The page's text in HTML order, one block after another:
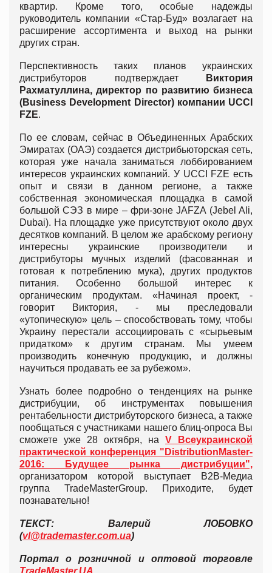
квартир. Кроме того, особые надежды
руководитель компании «Стар-Буд» возлагает на
расширение ассортимента и выход на рынки
других стран.
Перспективность таких планов украинских
дистрибуторов подтверждает
Виктория
Рахматуллина, директор по развитию бизнеса
(Business Development Director) компании UCCI
FZE.
По ее словам, сейчас в Объединенных Арабских
Эмиратах (ОАЭ) создается дистрибьюторская сеть,
которая уже начала заниматься лоббированием
интересов украинских компаний. У UCCI FZE есть
опыт и связи в данном регионе, а также
собственная экономическая площадка в самой
большой СЭЗ в мире – фри-зоне JAFZA (Jebel Ali,
Dubai). На площадке уже присутствуют около двух
десятков компаний. В целом же арабскому региону
интересны украинские производители и
дистрибуторы мучных изделий (фасованная и
готовая к потреблению мука), других продуктов
питания. Особенно большой интерес к
органическим продуктам. «Начиная проект, -
говорит Виктория, - мы преследовали
«утопическую» цель – способствовать тому, чтобы
Украину перестали ассоциировать с «сырьевым
придатком» к другим странам. Мы умеем
производить конечную продукцию, и должны
научиться продавать ее за рубежом».
Узнать более подробно о тенденциях на рынке
дистрибуции, об инструментах повышения
рентабельности дистрибуторского бизнеса, а также
пообщаться с участниками нашего блиц-опроса Вы
сможете уже 28 октября, на V Всеукраинской
практической конференция "DistributionMaster-
2016: Будущее рынка дистрибуции",
организатором которой выступает B2В-Медиа
группа TradeMasterGroup. Приходите, будет
познавательно!
ТЕКСТ: Валерий ЛОБОВКО
(vl@trademaster.com.ua)
Портал о розничной и оптовой торговле
TradeMaster.UA